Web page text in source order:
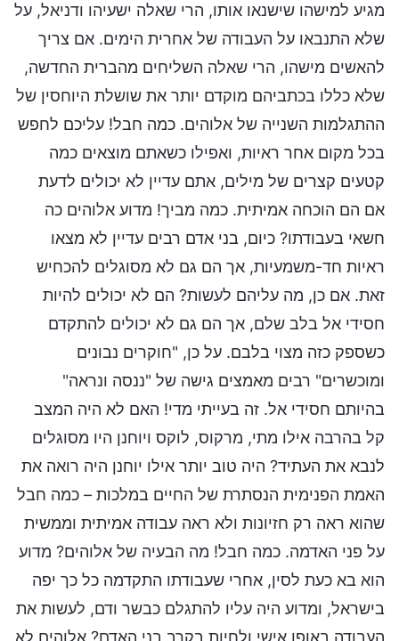
מגיע למישהו שישנאו אותו, הרי שאלה ישעיהו ודניאל, על
שלא התנבאו על העבודה של אחרית הימים. אם צריך
להאשים מישהו, הרי שאלה השליחים מהברית החדשה,
שלא כללו בכתביהם מוקדם יותר את שושלת היוחסין של
ההתגלמות השנייה של אלוהים. כמה חבל! עליכם לחפש
בכל מקום אחר ראיות, ואפילו כשאתם מוצאים כמה
קטעים קצרים של מילים, אתם עדיין לא יכולים לדעת
אם הם הוכחה אמיתית. כמה מביך! מדוע אלוהים כה
חשאי בעבודתו? כיום, בני אדם רבים עדיין לא מצאו
ראיות חד-משמעיות, אך הם גם לא מסוגלים להכחיש
זאת. אם כן, מה עליהם לעשות? הם לא יכולים להיות
חסידי אל בלב שלם, אך הם גם לא יכולים להתקדם
כשספק כזה מצוי בלבם. על כן, "חוקרים נבונים
ומוכשרים" רבים מאמצים גישה של "ננסה ונראה"
בהיותם חסידי אל. זה בעייתי מדי! האם לא היה המצב
קל בהרבה אילו מתי, מרקוס, לוקס ויוחנן היו מסוגלים
לנבא את העתיד? היה טוב יותר אילו יוחנן היה רואה את
האמת הפנימית הנסתרת של החיים במלכות – כמה חבל
שהוא ראה רק חזיונות ולא ראה עבודה אמיתית וממשית
על פני האדמה. כמה חבל! מה הבעיה של אלוהים? מדוע
הוא בא כעת לסין, אחרי שעבודתו התקדמה כל כך יפה
בישראל, ומדוע היה עליו להתגלם כבשר ודם, לעשות את
העבודה באופן אישי ולחיות בקרב בני האדם? אלוהים לא